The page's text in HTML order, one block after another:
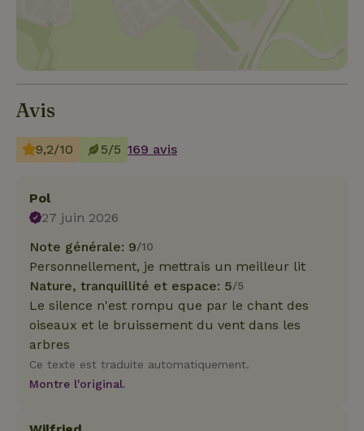
Avis
9,2/10 5/5 169 avis
Pol
27 juin 2026
Note générale: 9/10
Personnellement, je mettrais un meilleur lit
Nature, tranquillité et espace: 5/5
Le silence n'est rompu que par le chant des
oiseaux et le bruissement du vent dans les
arbres
Ce texte est traduite automatiquement.
Montre l'original.